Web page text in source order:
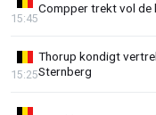
Compper trekt vol de
15:45
Thorup kondigt
Sternberg
15:25